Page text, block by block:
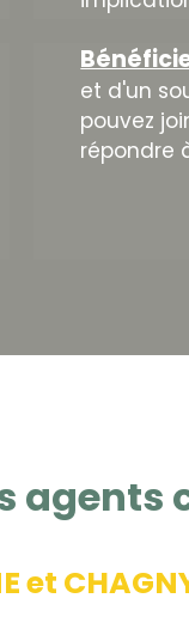
et d'un
pouvez
répondre
agents
et